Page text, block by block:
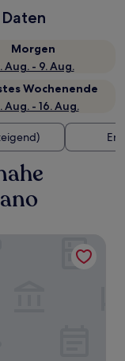
Morgen
Aug. - 9. Aug.
Wochenende
Aug. - 16. Aug.